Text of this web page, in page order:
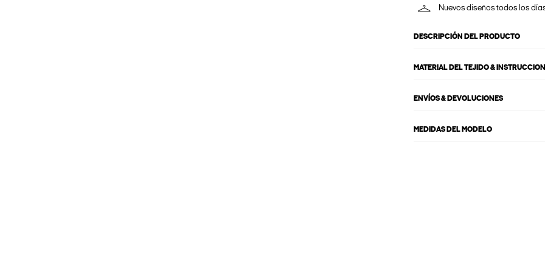
Nuevos diseños todos los
DESCRIPCIÓN DEL PRODUCTO
MATERIAL DEL TEJIDO &
ENVÍOS & DEVOLUCIONES
MEDIDAS DEL MODELO